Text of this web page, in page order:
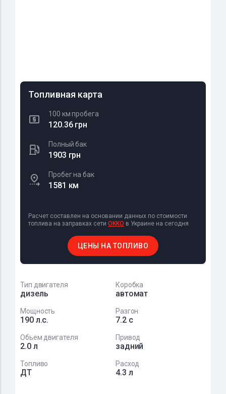
Топливная карта
100 км пробега
120.36 грн
Полный бак
1903 грн
Пробег на бак
1581 км
Расчет составлен на основании данных по стоимости
топлива на заправках сети OKKO в Украине на сегодня
ЦЕНЫ НА ТОПЛИВО
Тип двигателя
дизель
Коробка
автомат
Мощность
190 л.с.
Разгон
7.2 с
Обьем двигателя
2.0 л
Привод
задний
Топливо
ДТ
Расход
4.3 л